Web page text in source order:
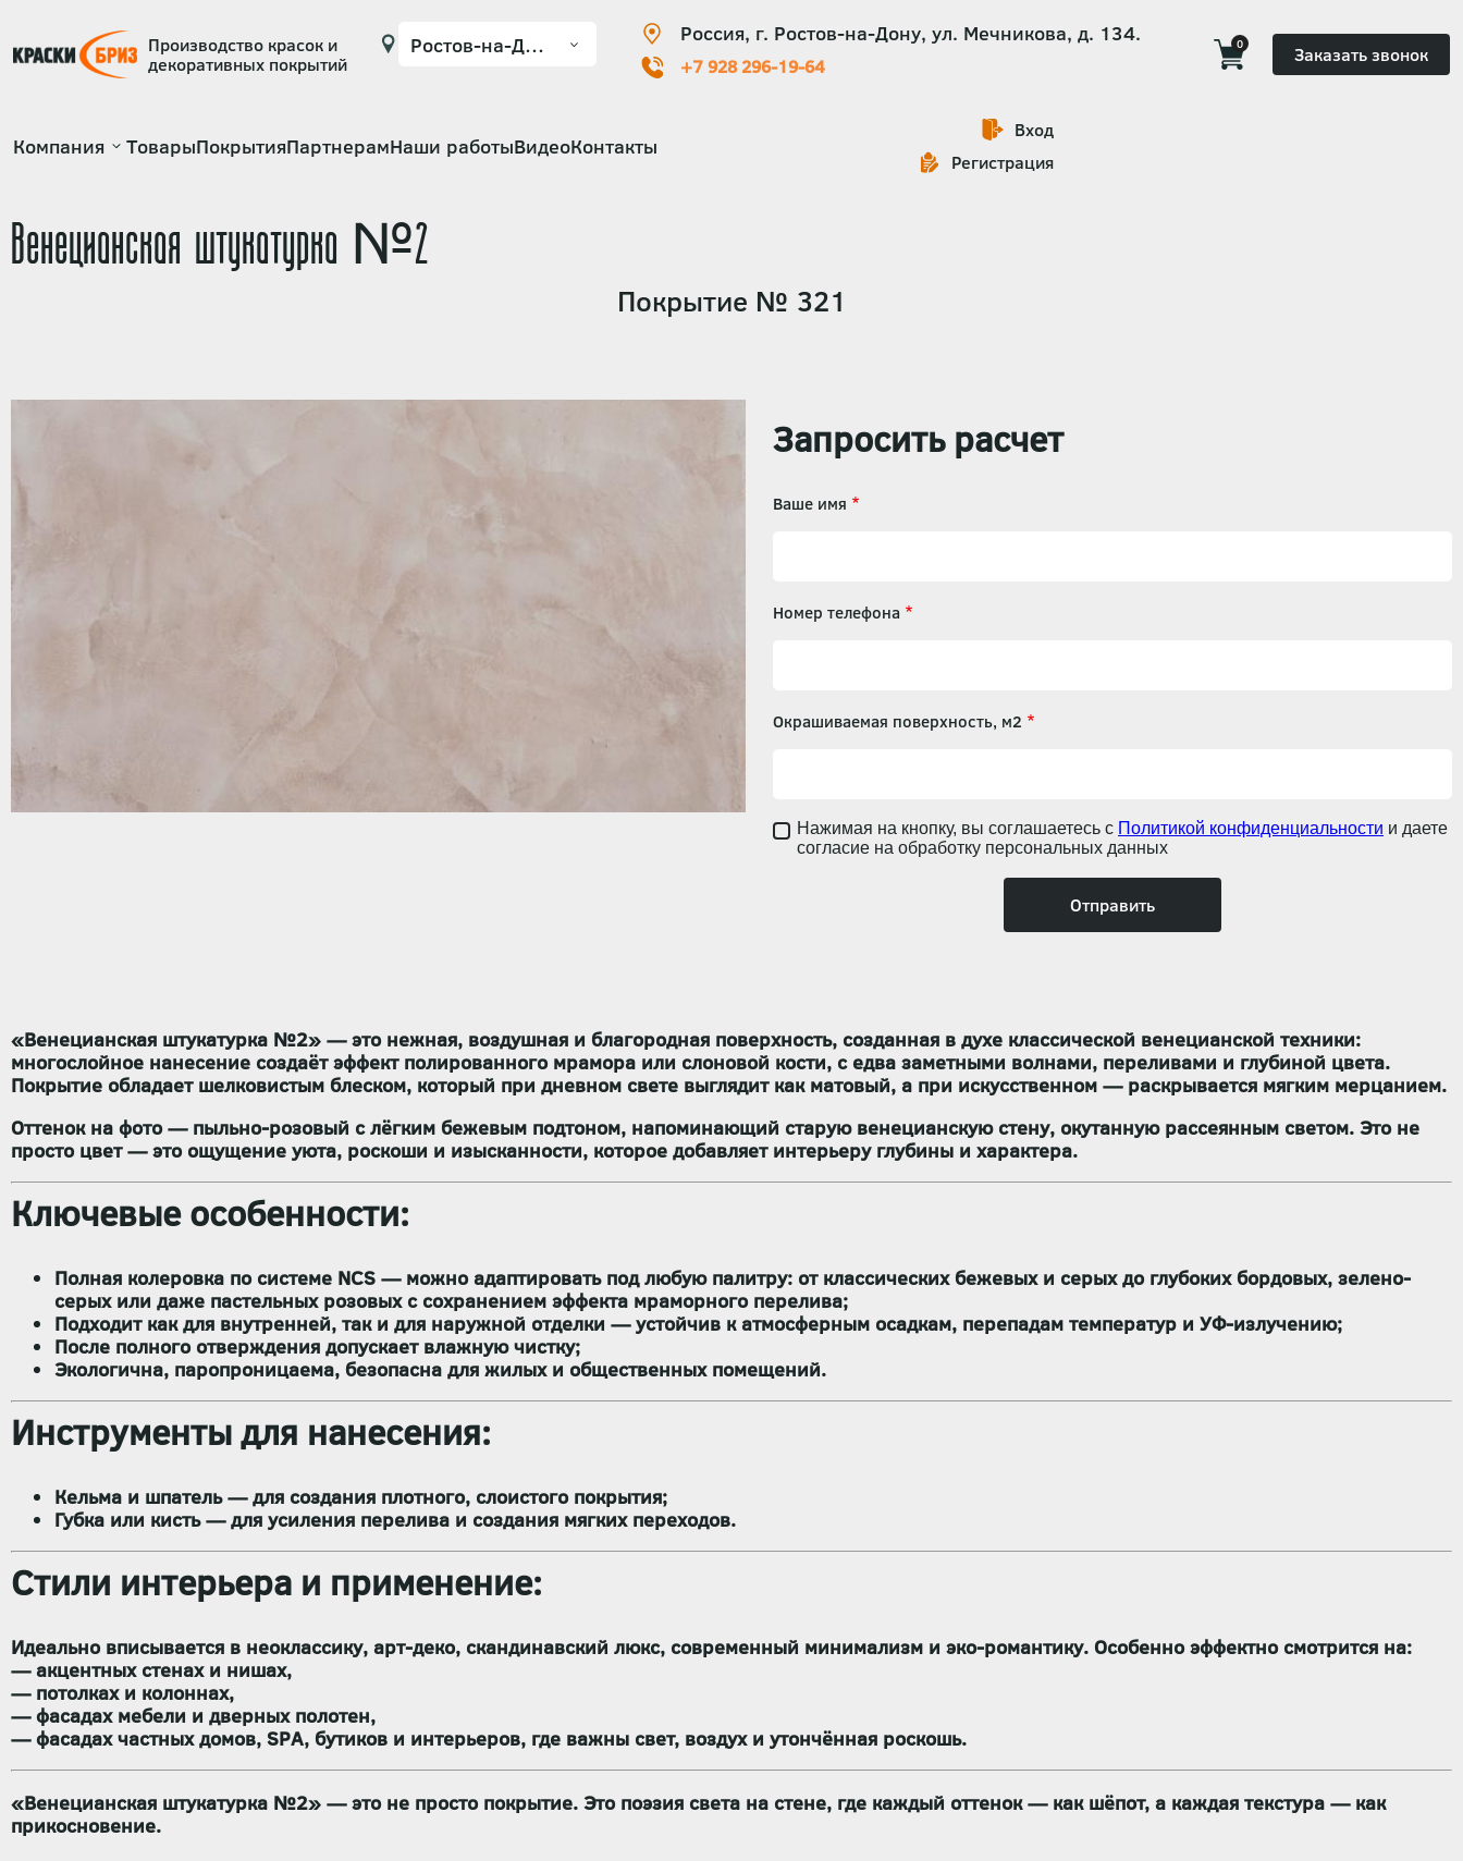
Производство красок и
декоративных покрытий
Россия, г. Ростов-на-Дону, ул. Мечникова, д. 134.
+7 928 296-19-64
0 Заказать звонок
Основная
Компания ТоварыПокрытияПартнерамНаши работыВидеоКонтакты
Вход
Регистрация
Венецианская штукатурка №2
Покрытие № 321
Запросить расчет
Ваше имя
Номер телефона
Окрашиваемая поверхность, м2
Нажимая на кнопку, вы соглашаетесь с Политикой конфиденциальности и даете
согласие на обработку персональных данных
«Венецианская штукатурка №2» — это нежная, воздушная и благородная поверхность, созданная в духе классической венецианской техники:
многослойное нанесение создаёт эффект полированного мрамора или слоновой кости, с едва заметными волнами, переливами и глубиной цвета.
Покрытие обладает шелковистым блеском, который при дневном свете выглядит как матовый, а при искусственном — раскрывается мягким мерцанием.
Оттенок на фото — пыльно-розовый с лёгким бежевым подтоном, напоминающий старую венецианскую стену, окутанную рассеянным светом. Это не
просто цвет — это ощущение уюта, роскоши и изысканности, которое добавляет интерьеру глубины и характера.
Ключевые особенности:
Полная колеровка по системе NCS — можно адаптировать под любую палитру: от классических бежевых и серых до глубоких бордовых, зелено-
серых или даже пастельных розовых с сохранением эффекта мраморного перелива;
Подходит как для внутренней, так и для наружной отделки — устойчив к атмосферным осадкам, перепадам температур и УФ-излучению;
После полного отверждения допускает влажную чистку;
Экологична, паропроницаема, безопасна для жилых и общественных помещений.
Инструменты для нанесения:
Кельма и шпатель— для создания плотного, слоистого покрытия;
Губка или кисть— для усиления перелива и создания мягких переходов.
Стили интерьера и применение:
Идеально вписывается в неоклассику, арт-деко, скандинавский люкс, современный минимализм и эко-романтику. Особенно эффектно смотрится на:
— акцентных стенах и нишах,
— потолках и колоннах,
— фасадах мебели и дверных полотен,
— фасадах частных домов, SPA, бутиков и интерьеров, где важны свет, воздух и утончённая роскошь.
«Венецианская штукатурка №2» — это не просто покрытие. Это поэзия света на стене, где каждый оттенок — как шёпот, а каждая текстура — как
прикосновение.